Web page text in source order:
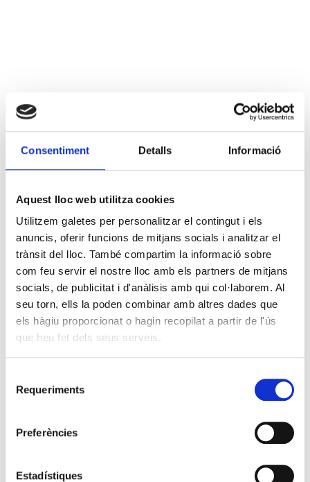
Consentiment Detalls Informació
Aquest lloc web utilitza cookies
Utilitzem galetes per personalitzar el contingut i els
anuncis, oferir funcions de mitjans socials i analitzar el
trànsit del lloc. També compartim la informació sobre
com feu servir el nostre lloc amb els partners de mitjans
socials, de publicitat i d'anàlisis amb qui col·laborem. Al
seu torn, ells la poden combinar amb altres dades que
els hàgiu proporcionat o hagin recopilat a partir de l'ús
que heu fet dels seus serveis.
Requeriments
Preferències
Estadístiques